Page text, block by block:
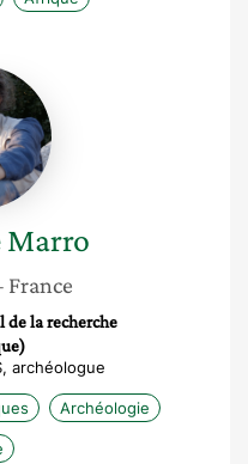
Marro
France
de la recherche
archéologue
Archéologie